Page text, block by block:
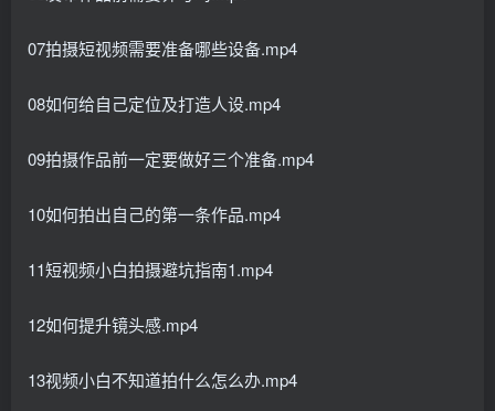
07拍摄短视频需要准备哪些设备.mp4
08如何给自己定位及打造人设.mp4
09拍摄作品前一定要做好三个准备.mp4
10如何拍出自己的第一条作品.mp4
11短视频小白拍摄避坑指南1.mp4
12如何提升镜头感.mp4
13视频小白不知道拍什么怎么办.mp4